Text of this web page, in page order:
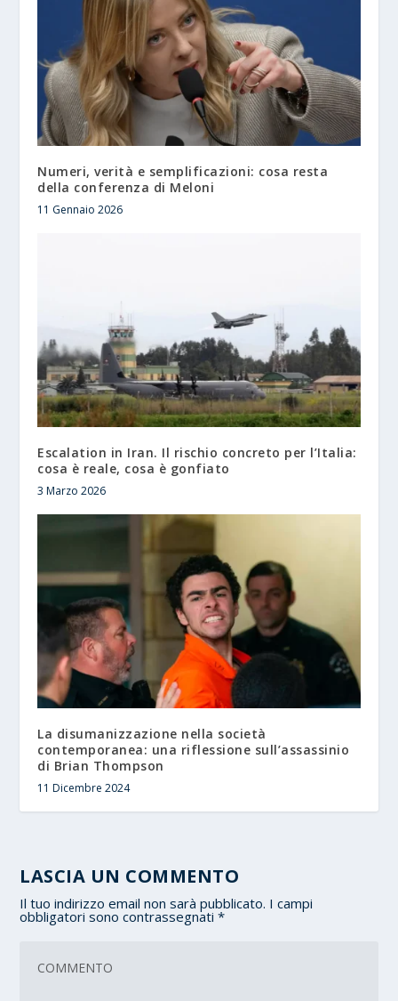
Numeri, verità e semplificazioni: cosa resta
della conferenza di Meloni
11 Gennaio 2026
Escalation in Iran. Il rischio concreto per l’Italia:
cosa è reale, cosa è gonfiato
3 Marzo 2026
La disumanizzazione nella società
contemporanea: una riflessione sull’assassinio
di Brian Thompson
11 Dicembre 2024
LASCIA UN COMMENTO
Il tuo indirizzo email non sarà pubblicato. I campi
obbligatori sono contrassegnati*